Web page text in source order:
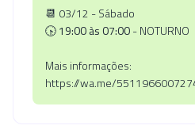
📆 03/12 - Sábado
🕟19:00 às 07:00- NOTURNO
Mais informações:
https://wa.me/